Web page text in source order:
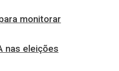
monitorar
nas eleições